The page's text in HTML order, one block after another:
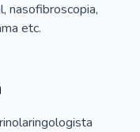
nasofibroscopia,
etc.